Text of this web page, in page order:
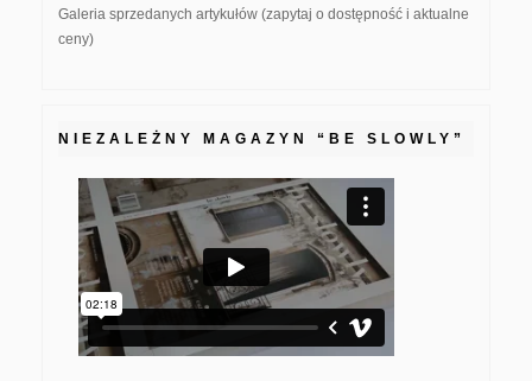
Galeria sprzedanych artykułów (zapytaj o dostępność i aktualne
ceny)
NIEZALEŻNY MAGAZYN “BE SLOWLY”